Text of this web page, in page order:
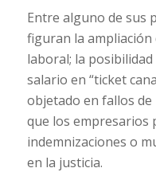
Entre alguno de sus
figuran la ampliación
laboral; la
salario en “ticket
objetado en fallos de
que los empresarios
indemnizaciones o
en la justicia.